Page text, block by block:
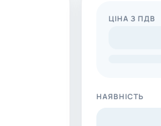
ЦІНА З ПДВ
НАЯВНІСТЬ